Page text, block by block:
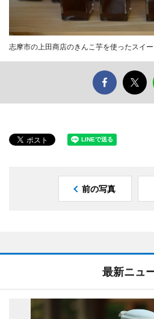
志摩市の上田商店のきんこ芋を使ったスイ
前の写真
最新ニュ